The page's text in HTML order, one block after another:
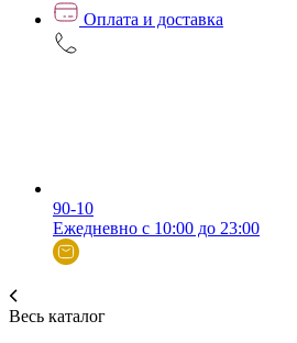
Оплата и доставка
90-10
Ежедневно с 10:00 до 23:00
Весь каталог